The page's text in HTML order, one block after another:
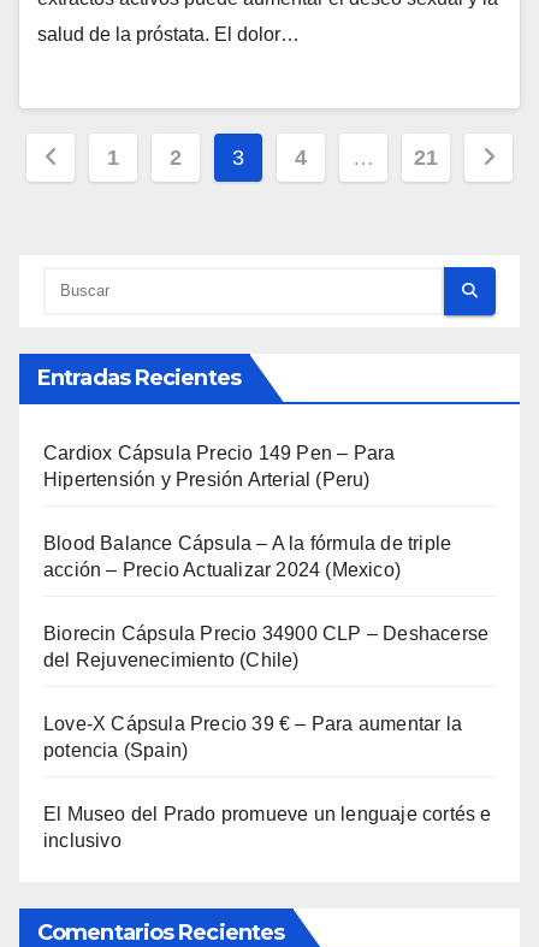
salud de la próstata. El dolor…
Paginación
1 2 3 4 … 21
Entradas Recientes
Cardiox Cápsula Precio 149 Pen – Para
Hipertensión y Presión Arterial (Peru)
Blood Balance Cápsula – A la fórmula de triple
acción – Precio Actualizar 2024 (Mexico)
Biorecin Cápsula Precio 34900 CLP – Deshacerse
del Rejuvenecimiento (Chile)
Love-X Cápsula Precio 39 € – Para aumentar la
potencia (Spain)
El Museo del Prado promueve un lenguaje cortés e
inclusivo
Comentarios Recientes